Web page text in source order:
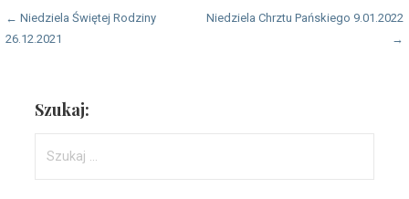
Nawigacja
← Niedziela Świętej Rodziny
26.12.2021
Niedziela Chrztu Pańskiego 9.01.2022
→
Szukaj: